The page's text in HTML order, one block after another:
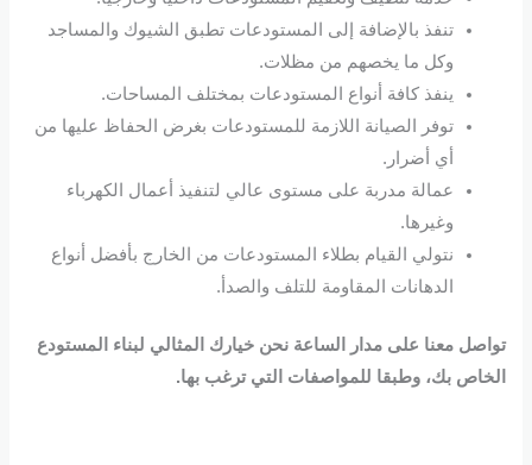
تنفذ بالإضافة إلى المستودعات تطبق الشيوك والمساجد
وكل ما يخصهم من مظلات.
ينفذ كافة أنواع المستودعات بمختلف المساحات.
توفر الصيانة اللازمة للمستودعات بغرض الحفاظ عليها من
أي أضرار.
عمالة مدربة على مستوى عالي لتنفيذ أعمال الكهرباء
وغيرها.
نتولي القيام بطلاء المستودعات من الخارج بأفضل أنواع
الدهانات المقاومة للتلف والصدأ.
تواصل معنا على مدار الساعة نحن خيارك المثالي لبناء المستودع
الخاص بك، وطبقا للمواصفات التي ترغب بها.